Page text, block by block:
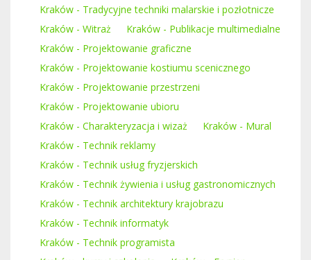
Kraków - Tradycyjne techniki malarskie i pozłotnicze
Kraków - Witraż
Kraków - Publikacje multimedialne
Kraków - Projektowanie graficzne
Kraków - Projektowanie kostiumu scenicznego
Kraków - Projektowanie przestrzeni
Kraków - Projektowanie ubioru
Kraków - Charakteryzacja i wizaż
Kraków - Mural
Kraków - Technik reklamy
Kraków - Technik usług fryzjerskich
Kraków - Technik żywienia i usług gastronomicznych
Kraków - Technik architektury krajobrazu
Kraków - Technik informatyk
Kraków - Technik programista